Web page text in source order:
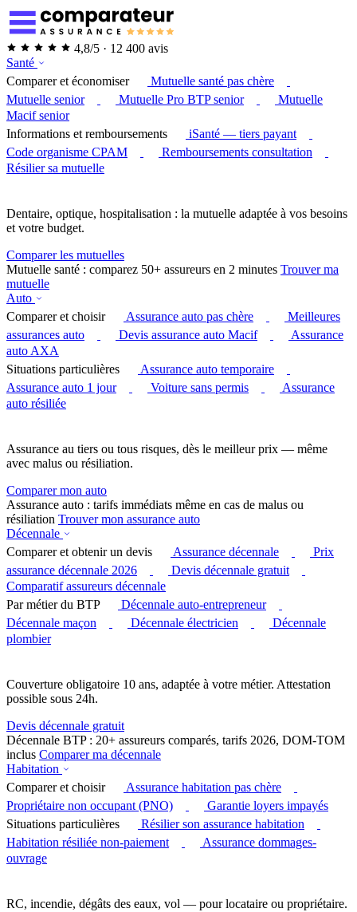
4,8/5 · 12 400 avis
Santé
Comparer et économiser
Mutuelle santé pas chère
Mutuelle senior
Mutuelle Pro BTP senior
Mutuelle
Macif senior
Informations et remboursements
iSanté — tiers payant
Code organisme CPAM
Remboursements consultation
Résilier sa mutuelle
Dentaire, optique, hospitalisation : la mutuelle adaptée à vos besoins
et votre budget.
Comparer les mutuelles
Mutuelle santé : comparez 50+ assureurs en 2 minutes Trouver ma
mutuelle
Auto
Comparer et choisir
Assurance auto pas chère
Meilleures
assurances auto
Devis assurance auto Macif
Assurance
auto AXA
Situations particulières
Assurance auto temporaire
Assurance auto 1 jour
Voiture sans permis
Assurance
auto résiliée
Assurance au tiers ou tous risques, dès le meilleur prix — même
avec malus ou résiliation.
Comparer mon auto
Assurance auto : tarifs immédiats même en cas de malus ou
résiliation Trouver mon assurance auto
Décennale
Comparer et obtenir un devis
Assurance décennale
Prix
assurance décennale 2026
Devis décennale gratuit
Comparatif assureurs décennale
Par métier du BTP
Décennale auto-entrepreneur
Décennale maçon
Décennale électricien
Décennale
plombier
Couverture obligatoire 10 ans, adaptée à votre métier. Attestation
possible sous 24h.
Devis décennale gratuit
Décennale BTP : 20+ assureurs comparés, tarifs 2026, DOM-TOM
inclus Comparer ma décennale
Habitation
Comparer et choisir
Assurance habitation pas chère
Propriétaire non occupant (PNO)
Garantie loyers impayés
Situations particulières
Résilier son assurance habitation
Habitation résiliée non-paiement
Assurance dommages-
ouvrage
RC, incendie, dégâts des eaux, vol — pour locataire ou propriétaire.